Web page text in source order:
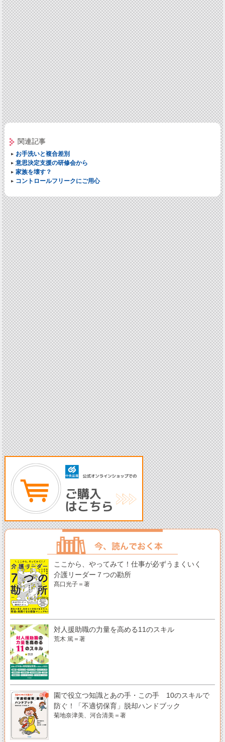
関連記事
お手洗いと複合差別
意思決定支援の研修会から
家族を壊す？
コントロールフリークにご用心
ここから、やってみて！仕事が必ずうまくいく
介護リーダー７つの勘所
髙口光子＝著
対人援助職の力量を高める11のスキル
荒木 篤＝著
園で役立つ知識とあの手・この手 10のスキルで
防ぐ！「不適切保育」脱却ハンドブック
菊地奈津美、河合清美＝著